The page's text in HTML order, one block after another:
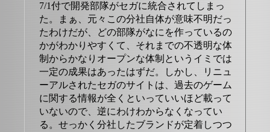
7/1付で開発部隊がセガに統合されてしまっ
た。まぁ、元々この分社自体が意味不明だっ
たわけだが、どの部隊がなにを作っているの
かがわかりやすくて、それまでの不透明な体
制からかなりオープンな体制というイミでは
一定の成果はあったはずだ。しかし、リニュ
ーアルされたセガのサイトは、過去のゲーム
に関する情報が全くといっていいほど載って
いないので、逆にわけわからなくなってい
る。せっかく分社したブランドが定着しつつ